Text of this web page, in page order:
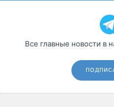
Все главные новости в